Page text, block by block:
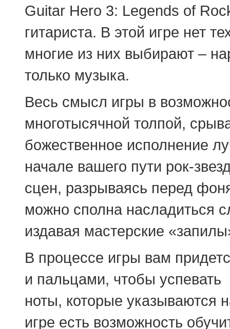
Guitar Hero 3: Legends of
гитариста. В этой игре нет
многие из них выбирают –
только музыка.
Весь смысл игры в
многотысячной толпой,
божественное исполнение
начале вашего пути рок-
сцен, разрываясь перед
можно сполна насладиться
издавая мастерские
В процессе игры вам
и пальцами, чтобы
ноты, которые указываются
игре есть возможность